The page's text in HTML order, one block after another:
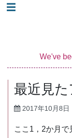
コ☰
We've
最近見た
2017年10月8日
ここ1，2か月で